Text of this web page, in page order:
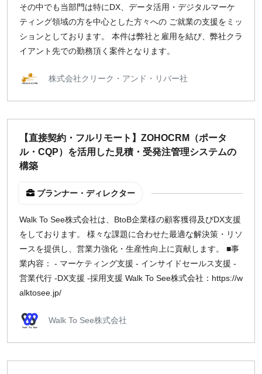
¥2,000 ¥3,000 ¥4,000 ¥5,000〜
指定なし 検索
その中でも当部門は特にDX、データ活用・デジタルマーケ
ティング領域の方を中心とした方々への ご就業の支援をミッ
ションとしております。 本件は弊社と雇用を結び、弊社クラ
イアント先での勤務頂く案件となります。
株式会社クリーク・アンド・リバー社
【直接契約・フルリモート】ZOHOCRM（ポータ
ル・CQP）を活用した見積・受発注管理システムの
構築
プランナー・ディレクター
Walk To See株式会社は、BtoB企業様の顧客獲得及びDX支援
をしております。 様々な課題に合わせた最適な解決策・リソ
ースを提供し、営業力強化・生産性向上に貢献します。 ■事
業内容： - マーケティング支援 - インサイドセールス支援 -
営業代行 -DX支援 -採用支援 Walk To See株式会社：https://w
alktosee.jp/
Walk To See株式会社